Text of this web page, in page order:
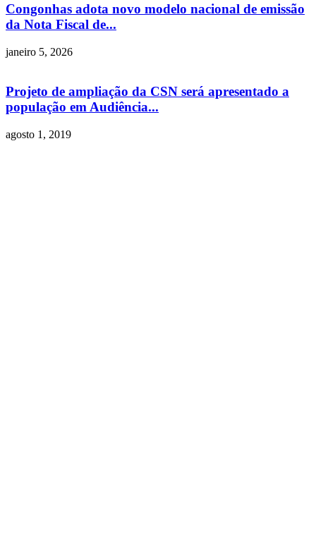
Congonhas adota novo modelo nacional de emissão
da Nota Fiscal de...
janeiro 5, 2026
Projeto de ampliação da CSN será apresentado a
população em Audiência...
agosto 1, 2019